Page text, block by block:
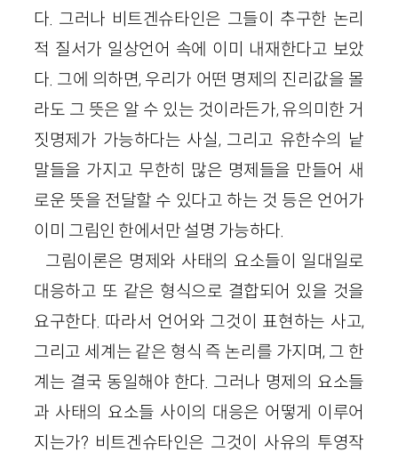
다. 그러나 비트겐슈타인은 그들이 추구한 논리
적 질서가 일상언어 속에 이미 내재한다고 보았
다. 그에 의하면, 우리가 어떤 명제의 진리값을 몰
라도 그 뜻은 알 수 있는 것이라든가, 유의미한 거
짓명제가 가능하다는 사실, 그리고 유한수의 낱
말들을 가지고 무한히 많은 명제들을 만들어 새
로운 뜻을 전달할 수 있다고 하는 것 등은 언어가
이미 그림인 한에서만 설명 가능하다.
그림이론은 명제와 사태의 요소들이 일대일로
대응하고 또 같은 형식으로 결합되어 있을 것을
요구한다. 따라서 언어와 그것이 표현하는 사고,
그리고 세계는 같은 형식 즉 논리를 가지며, 그 한
계는 결국 동일해야 한다. 그러나 명제의 요소들
과 사태의 요소들 사이의 대응은 어떻게 이루어
지는가? 비트겐슈타인은 그것이 사유의 투영작